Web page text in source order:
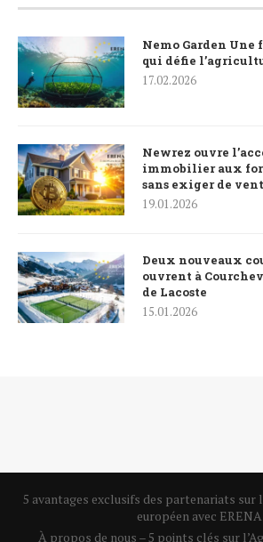
Nemo Garden Une
qui défie
17.02.2026
Newrez ouvre
immobilier aux
sans exiger de
19.01.2026
Deux nouveaux
ouvrent à
de Lacoste
15.01.2026
5 avantages exclusifs des partenariats sur
européen avec ERENA
À propos de nous – 5 points clés sur